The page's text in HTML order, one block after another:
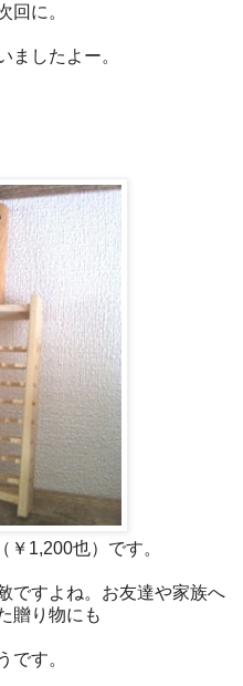
回に。
ましたよー。
1,200也）です。
ですよね。お友達や家族へ
贈り物にも
です。